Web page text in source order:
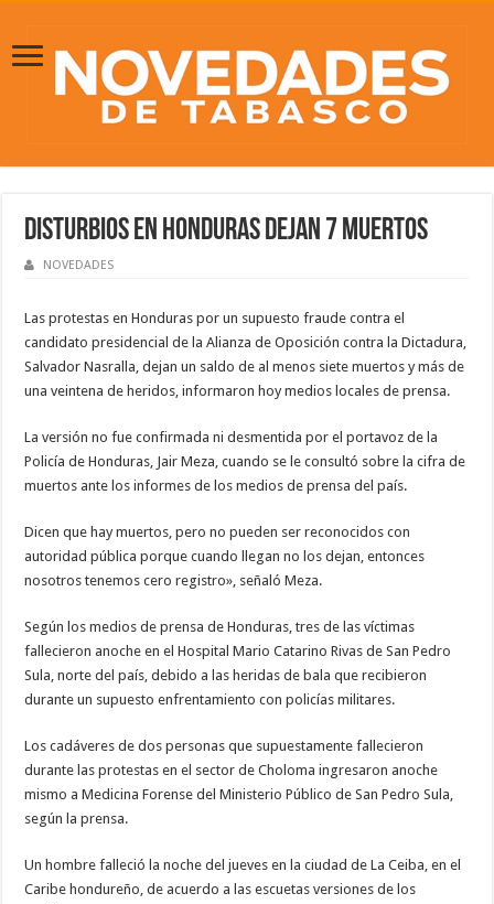
Disturbios en Honduras dejan 7 muertos
NOVEDADES
Las protestas en Honduras por un supuesto fraude contra el
candidato presidencial de la Alianza de Oposición contra la Dictadura,
Salvador Nasralla, dejan un saldo de al menos siete muertos y más de
una veintena de heridos, informaron hoy medios locales de prensa.
La versión no fue confirmada ni desmentida por el portavoz de la
Policía de Honduras, Jair Meza, cuando se le consultó sobre la cifra de
muertos ante los informes de los medios de prensa del país.
Dicen que hay muertos, pero no pueden ser reconocidos con
autoridad pública porque cuando llegan no los dejan, entonces
nosotros tenemos cero registro», señaló Meza.
Según los medios de prensa de Honduras, tres de las víctimas
fallecieron anoche en el Hospital Mario Catarino Rivas de San Pedro
Sula, norte del país, debido a las heridas de bala que recibieron
durante un supuesto enfrentamiento con policías militares.
Los cadáveres de dos personas que supuestamente fallecieron
durante las protestas en el sector de Choloma ingresaron anoche
mismo a Medicina Forense del Ministerio Público de San Pedro Sula,
según la prensa.
Un hombre falleció la noche del jueves en la ciudad de La Ceiba, en el
Caribe hondureño, de acuerdo a las escuetas versiones de los